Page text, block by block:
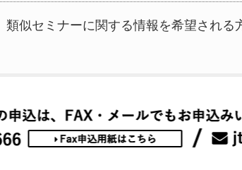
類似セミナーに関する情報を希望される